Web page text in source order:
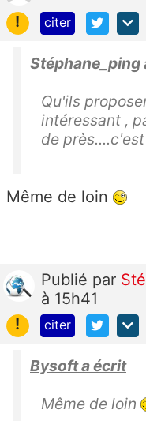
!
citer
Stéphane_ping
Qu'ils
intéressant ,
de
Même de loin
Publié par
à 15h41
!
citer
Bysoft a écrit
Même de loin